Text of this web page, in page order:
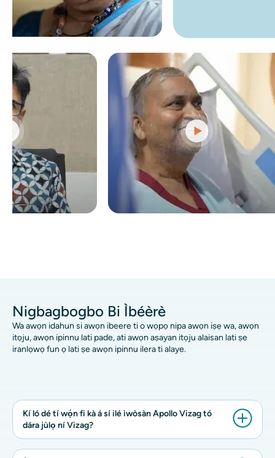
Nigbagbogbo Bi Ìbéèrè
Wa awọn idahun si awọn ibeere ti o wọpọ nipa awọn iṣẹ wa, awọn
itọju, awọn ipinnu lati pade, ati awọn aṣayan itọju alaisan lati ṣe
iranlọwọ fun ọ lati ṣe awọn ipinnu ilera ti alaye.
Kí ló dé tí wọ́n fi kà á sí ilé ìwòsàn Apollo Vizag tó
dára jùlọ ní Vizag?